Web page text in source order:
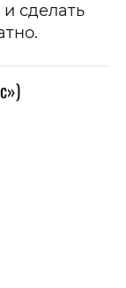
сделать